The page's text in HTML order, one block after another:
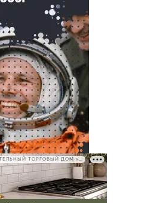
РЕКЛАМА • ООО СТРОИТЕЛЬНЫЙ ТОРГОВЫЙ ДОМ «ПЕТРОВИЧ», ИНН 7802348846